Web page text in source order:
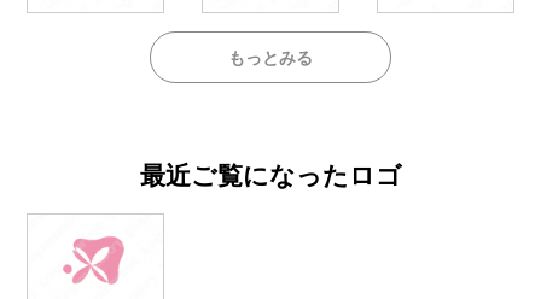
もっとみる
最近ご覧になったロゴ